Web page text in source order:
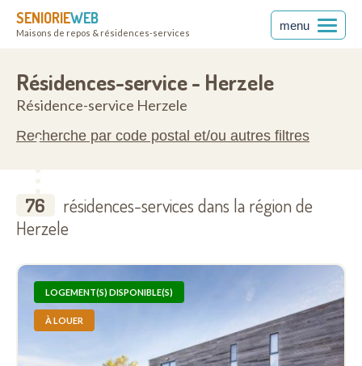
SENIORIEWEB
Maisons de repos & résidences-services
menu
Résidences-service - Herzele
Résidence-service Herzele
Recherche par code postal et/ou autres filtres
76
résidences-services dans la région de
Herzele
LOGEMENT(S) DISPONIBLE(S)
À LOUER